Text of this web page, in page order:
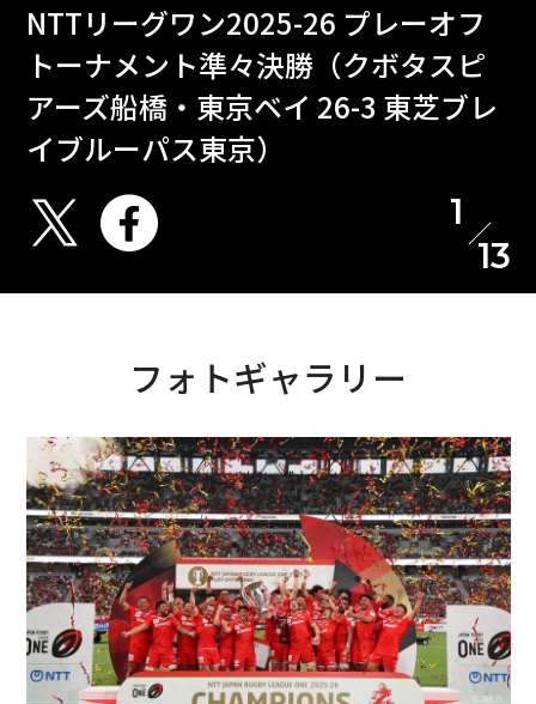
NTTリーグワン2025-26 プレーオフ
トーナメント準々決勝（クボタスピ
アーズ船橋・東京ベイ 26-3 東芝ブレ
イブルーパス東京）
1
13
フォトギャラリー